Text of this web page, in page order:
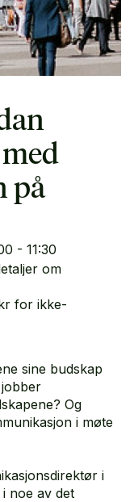
på
- 11:30
om
for ikke-
sine budskap
Og
i møte
i
noe av det